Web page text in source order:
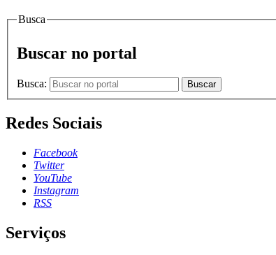
Busca
Buscar no portal
Busca: Buscar
Redes Sociais
Facebook
Twitter
YouTube
Instagram
RSS
Serviços